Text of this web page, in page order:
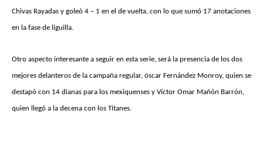
Chivas Rayadas y goleó 4 – 1 en el de vuelta, con lo que sumó 17 anotaciones
en la fase de liguilla.
Otro aspecto interesante a seguir en esta serie, será la presencia de los dos
mejores delanteros de la campaña regular, öscar Fernández Monroy, quien se
destapó con 14 dianas para los mexiquenses y Víctor Omar Mañón Barrón,
quien llegó a la decena con los Titanes.